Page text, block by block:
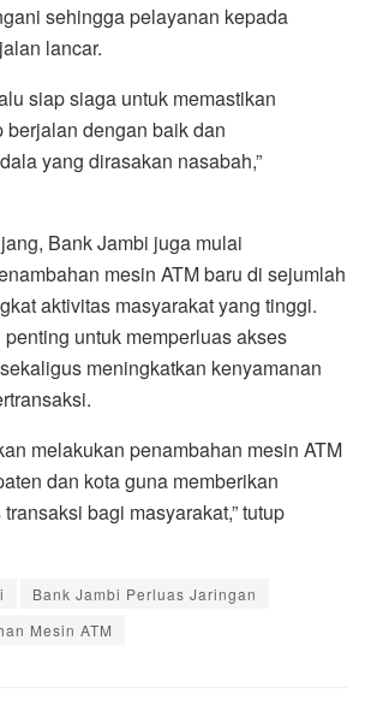
sehingga pelayanan kepada
lancar.
siap siaga untuk memastikan
berjalan dengan baik dan
yang dirasakan nasabah,”
Bank Jambi juga mulai
mesin ATM baru di sejumlah
aktivitas masyarakat yang tinggi.
untuk memperluas akses
meningkatkan kenyamanan
melakukan penambahan mesin ATM
dan kota guna memberikan
bagi masyarakat,” tutup
Bank Jambi Perluas Jaringan
Mesin ATM